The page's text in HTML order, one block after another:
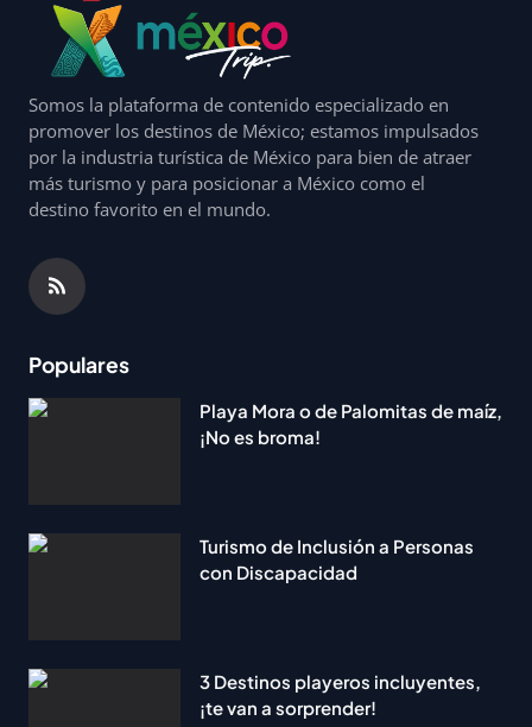
Somos la plataforma de contenido especializado en
promover los destinos de México; estamos impulsados
por la industria turística de México para bien de atraer
más turismo y para posicionar a México como el
destino favorito en el mundo.
Populares
Playa Mora o de Palomitas de maíz,
¡No es broma!
Turismo de Inclusión a Personas
con Discapacidad
3 Destinos playeros incluyentes,
¡te van a sorprender!